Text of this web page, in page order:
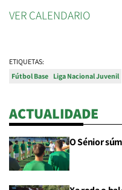
VER CALENDARIO
ETIQUETAS:
Fútbol Base Liga Nacional Juvenil
ACTUALIDADE
O Sénior